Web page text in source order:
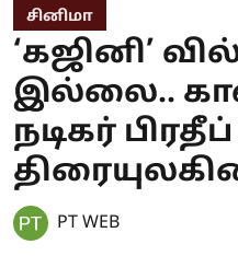
சினிமா
‘கஜினி’
இல்லை..
நடிகர்
PT WEB